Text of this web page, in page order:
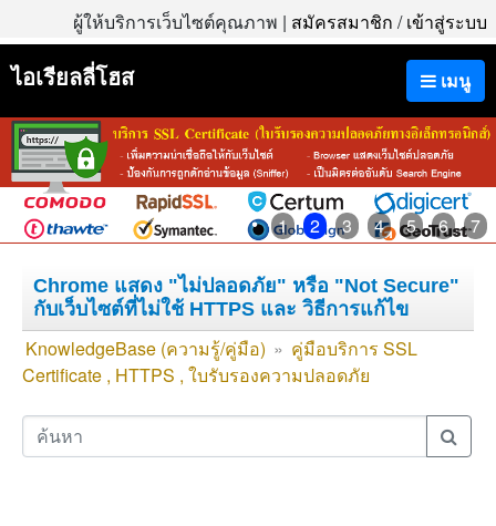
ผู้ให้บริการเว็บไซต์คุณภาพ | สมัครสมาชิก /เข้าสู่ระบบ
เมนู
ไอเรียลลี่โฮส
1 2 3 4 5 6 7
Chrome แสดง "ไม่ปลอดภัย" หรือ "Not Secure"
กับเว็บไซต์ที่ไม่ใช้ HTTPS และ วิธีการแก้ไข
KnowledgeBase (ความรู้/คู่มือ) » คู่มือบริการ SSL
Certificate , HTTPS , ใบรับรองความปลอดภัย